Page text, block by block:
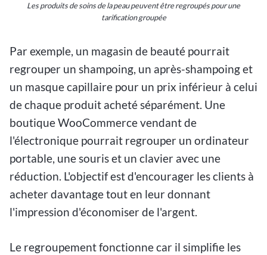
Les produits de soins de la peau peuvent être regroupés pour une
tarification groupée
Par exemple, un magasin de beauté pourrait
regrouper un shampoing, un après-shampoing et
un masque capillaire pour un prix inférieur à celui
de chaque produit acheté séparément. Une
boutique WooCommerce vendant de
l'électronique pourrait regrouper un ordinateur
portable, une souris et un clavier avec une
réduction. L'objectif est d'encourager les clients à
acheter davantage tout en leur donnant
l'impression d'économiser de l'argent.
Le regroupement fonctionne car il simplifie les